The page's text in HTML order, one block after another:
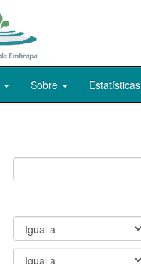
Sobre Estatísticas